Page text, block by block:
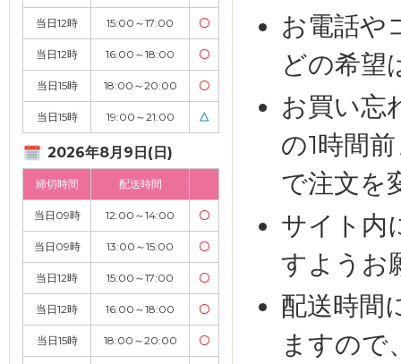
当日12時 15:00～17:00 〇
当日12時 16:00～18:00 〇
当日15時 18:00～20:00 〇
当日15時 19:00～21:00 △
2026年8月9日(日)
締切時間 配送時間
当日09時 12:00～14:00 〇
当日09時 13:00～15:00 〇
当日12時 15:00～17:00 〇
当日12時 16:00～18:00 〇
当日15時 18:00～20:00 〇
お電話や
どの希望
お買い忘
の1時間
で注文を
サイト内
すようお
配送時間
ますので